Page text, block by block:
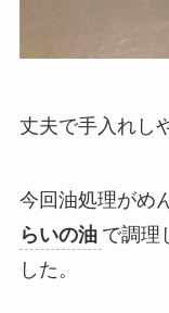
丈夫で手入れし
今回油処理がめ
らいの油 で調理
した。